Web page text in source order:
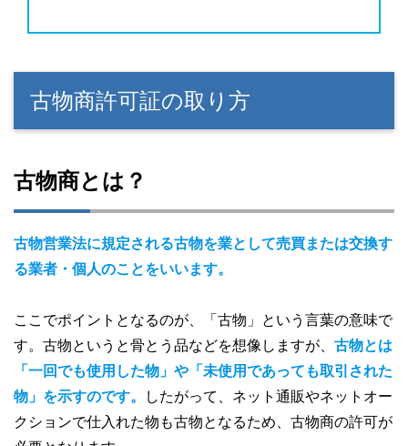
古物商許可証の取り方
古物商とは？
古物営業法に規定される古物を業として売買または交換す
る業者・個人のことをいいます。
ここでポイントとなるのが、「古物」という言葉の意味で
す。古物というと骨とう品などを想像しますが、 古物とは
「一回でも使用した物」や「未使用であっても取引された
物」を示すのです。
したがって、ネット通販やネットオー
クションで仕入れた物も古物となるため、古物商の許可が